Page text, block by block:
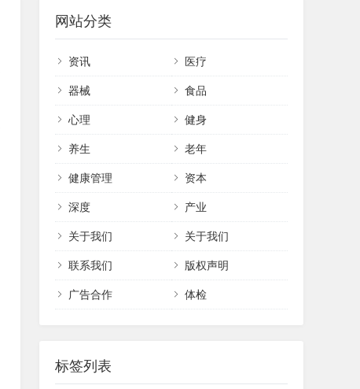
网站分类
资讯 医疗
器械 食品
心理 健身
养生 老年
健康管理 资本
深度 产业
关于我们 关于我们
联系我们 版权声明
广告合作 体检
标签列表